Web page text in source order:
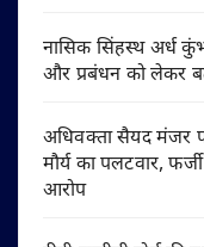
नासिक सिंहस्थ अर्ध
और प्रबंधन को लेकर
अधिवक्ता सैयद मंजर
मौर्य का पलटवार,
आरोप